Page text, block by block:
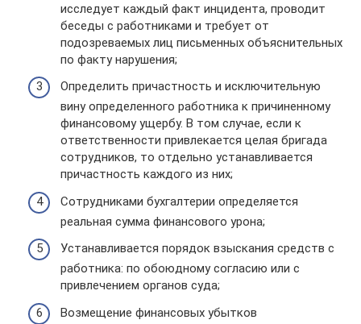
исследует каждый факт инцидента, проводит
беседы с работниками и требует от
подозреваемых лиц письменных объяснительных
по факту нарушения;
Определить причастность и исключительную
вину определенного работника к причиненному
финансовому ущербу. В том случае, если к
ответственности привлекается целая бригада
сотрудников, то отдельно устанавливается
причастность каждого из них;
Сотрудниками бухгалтерии определяется
реальная сумма финансового урона;
Устанавливается порядок взыскания средств с
работника: по обоюдному согласию или с
привлечением органов суда;
Возмещение финансовых убытков